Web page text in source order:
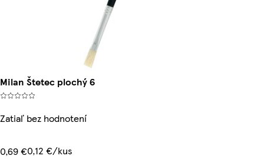
Milan Štetec plochý 6
Zatiaľ bez hodnotení
0,69 €0,12 €/kus